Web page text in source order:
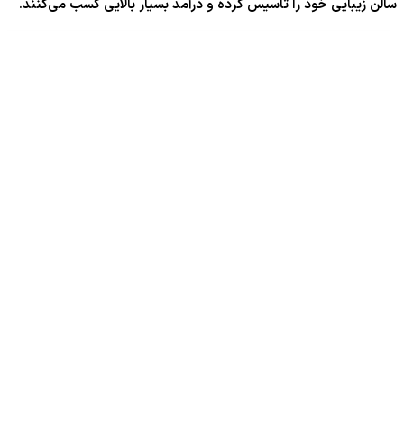
سالن زیبایی خود را تاسیس کرده و درآمد بسیار بالایی کسب می‌کنند.